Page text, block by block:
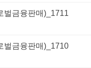
벌금융판매)_1711
벌금융판매)_1710